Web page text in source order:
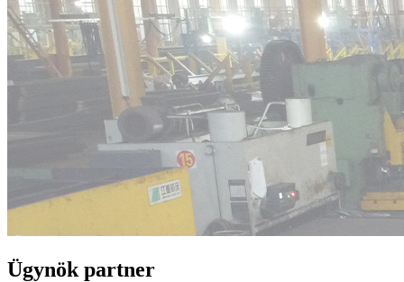
Ügynök partner